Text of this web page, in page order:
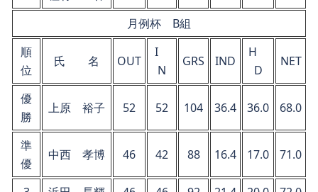
月例杯 B組
順
位
氏 名 OUT
I
N
GRS IND
H
D
NET
優
勝
上原 裕子 52 52 104 36.4 36.0 68.0
準
優
中西 孝博 46 42 88 16.4 17.0 71.0